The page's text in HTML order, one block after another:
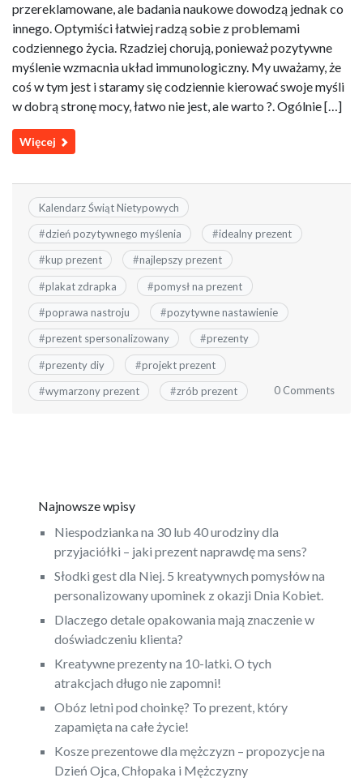
przereklamowane, ale badania naukowe dowodzą jednak co
innego. Optymiści łatwiej radzą sobie z problemami
codziennego życia. Rzadziej chorują, ponieważ pozytywne
myślenie wzmacnia układ immunologiczny. My uważamy, że
coś w tym jest i staramy się codziennie kierować swoje myśli
w dobrą stronę mocy, łatwo nie jest, ale warto ?. Ogólnie […]
Więcej
Kalendarz Świąt Nietypowych
#dzień pozytywnego myślenia #idealny prezent
#kup prezent #najlepszy prezent
#plakat zdrapka #pomysł na prezent
#poprawa nastroju #pozytywne nastawienie
#prezent spersonalizowany #prezenty
#prezenty diy #projekt prezent
#wymarzony prezent #zrób prezent 0 Comments
Najnowsze wpisy
Niespodzianka na 30 lub 40 urodziny dla
przyjaciółki – jaki prezent naprawdę ma sens?
Słodki gest dla Niej. 5 kreatywnych pomysłów na
personalizowany upominek z okazji Dnia Kobiet.
Dlaczego detale opakowania mają znaczenie w
doświadczeniu klienta?
Kreatywne prezenty na 10-latki. O tych
atrakcjach długo nie zapomni!
Obóz letni pod choinkę? To prezent, który
zapamięta na całe życie!
Kosze prezentowe dla mężczyzn – propozycje na
Dzień Ojca, Chłopaka i Mężczyzny